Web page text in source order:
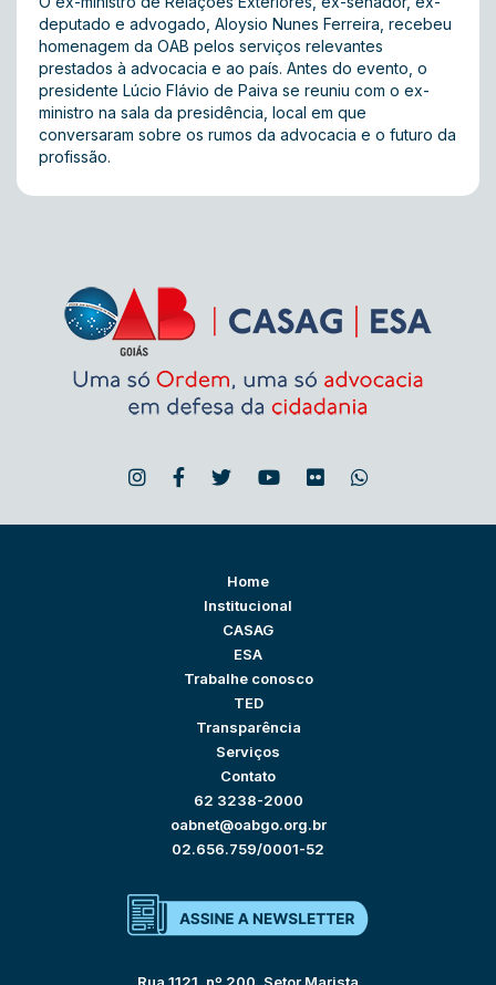
deputado e advogado, Aloysio Nunes Ferreira, recebeu
homenagem da OAB pelos serviços relevantes
prestados à advocacia e ao país. Antes do evento, o
presidente Lúcio Flávio de Paiva se reuniu com o ex-
ministro na sala da presidência, local em que
conversaram sobre os rumos da advocacia e o futuro da
profissão.
Home
Institucional
CASAG
ESA
Trabalhe conosco
TED
Transparência
Serviços
Contato
62 3238-2000
oabnet@oabgo.org.br
02.656.759/0001-52